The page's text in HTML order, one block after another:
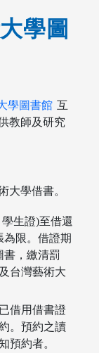
學圖
學圖書館 互
教師及研究
大學借書。
生證)至借還
限。借證期
書，繳清罰
台灣藝術大
借用借書證
。預約之讀
預約者。